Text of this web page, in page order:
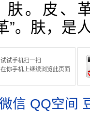
肤。皮、
”。肤，是
试试手机扫一扫
在你手机上继续浏览此页面
信 QQ空间